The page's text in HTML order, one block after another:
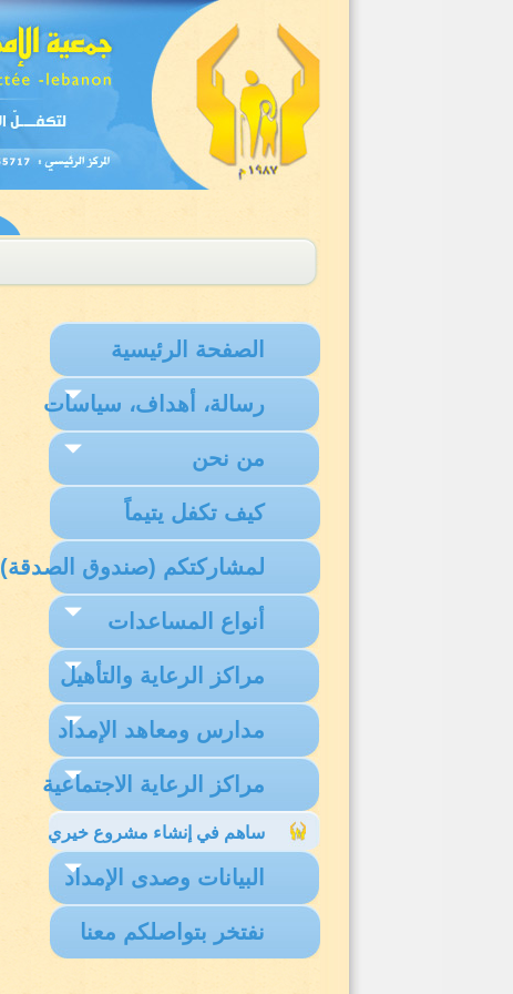
الصفحة الرئيسية
رسالة، أهداف، سياسات
من نحن
كيف تكفل يتيماً
لمشاركتكم (صندوق الصدقة)
أنواع المساعدات
مراكز الرعاية والتأهيل
مدارس ومعاهد الإمداد
مراكز الرعاية الاجتماعية
ساهم في إنشاء مشروع خيري
البيانات وصدى الإمداد
نفتخر بتواصلكم معنا